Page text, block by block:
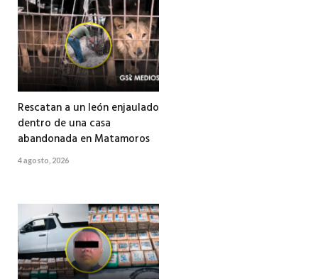
Rescatan a un león enjaulado
dentro de una casa
abandonada en Matamoros
4 agosto, 2026